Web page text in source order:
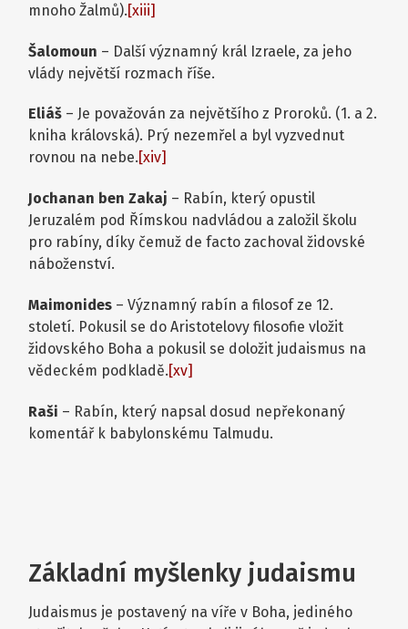
mnoho Žalmů).[xiii]
Šalomoun – Další významný král Izraele, za jeho
vlády největší rozmach říše.
Eliáš – Je považován za největšího z Proroků. (1. a 2.
kniha královská). Prý nezemřel a byl vyzvednut
rovnou na nebe. [xiv]
Jochanan ben Zakaj – Rabín, který opustil
Jeruzalém pod Římskou nadvládou a založil školu
pro rabíny, díky čemuž de facto zachoval židovské
náboženství.
Maimonides – Významný rabín a filosof ze 12.
století. Pokusil se do Aristotelovy filosofie vložit
židovského Boha a pokusil se doložit judaismus na
vědeckém podkladě.[xv]
Raši – Rabín, který napsal dosud nepřekonaný
komentář k babylonskému Talmudu.
Základní myšlenky judaismu
Judaismus je postavený na víře v Boha, jediného